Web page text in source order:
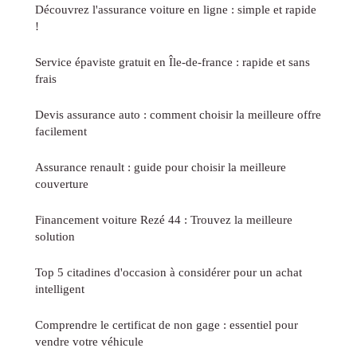
Découvrez l'assurance voiture en ligne : simple et rapide
!
Service épaviste gratuit en Île-de-france : rapide et sans
frais
Devis assurance auto : comment choisir la meilleure offre
facilement
Assurance renault : guide pour choisir la meilleure
couverture
Financement voiture Rezé 44 : Trouvez la meilleure
solution
Top 5 citadines d'occasion à considérer pour un achat
intelligent
Comprendre le certificat de non gage : essentiel pour
vendre votre véhicule